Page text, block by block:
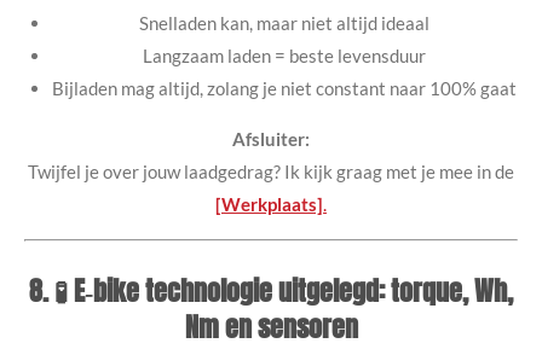
Snelladen kan, maar niet altijd ideaal
Langzaam laden = beste levensduur
Bijladen mag altijd, zolang je niet constant naar 100% gaat
Afsluiter:
Twijfel je over jouw laadgedrag? Ik kijk graag met je mee in de
[Werkplaats].
8. 🧪 E‑bike technologie uitgelegd: torque, Wh,
Nm en sensoren